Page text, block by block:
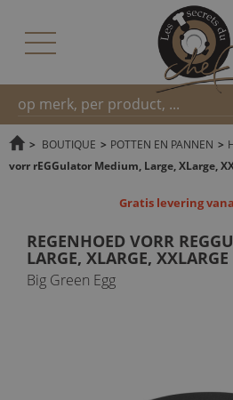
Snel
> BOUTIQUE > POTTEN EN PANNEN >
vorr rEGGulator Medium, Large, XLarge,
Gratis levering
REGENHOED VORR
LARGE, XLARGE, XXLARGE
Big Green Egg